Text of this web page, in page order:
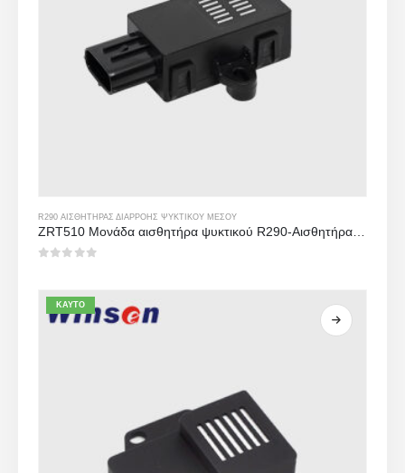
R290 ΑΙΣΘΗΤΉΡΑΣ ΔΙΑΡΡΟΉΣ ΨΥΚΤΙΚΟΎ ΜΈΣΟΥ
ΚΑΥΤΌ